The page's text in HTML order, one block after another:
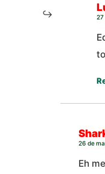
27
26 de
Eh